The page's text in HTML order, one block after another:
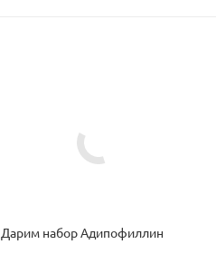
Дарим набор Адипофиллин